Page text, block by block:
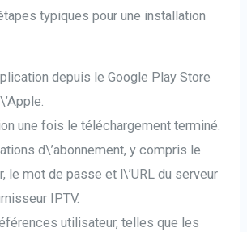
typiques pour une installation
depuis le Google Play Store
une fois le téléchargement terminé.
d\’abonnement, y compris le
le mot de passe et l\’URL du serveur
IPTV.
utilisateur, telles que les